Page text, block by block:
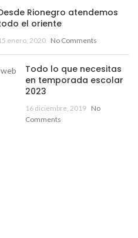
Rionegro atendemos
el oriente
enero, 2020 No Comments
Todo lo que necesitas
en temporada escolar
2023
16 diciembre, 2019 No
Comments